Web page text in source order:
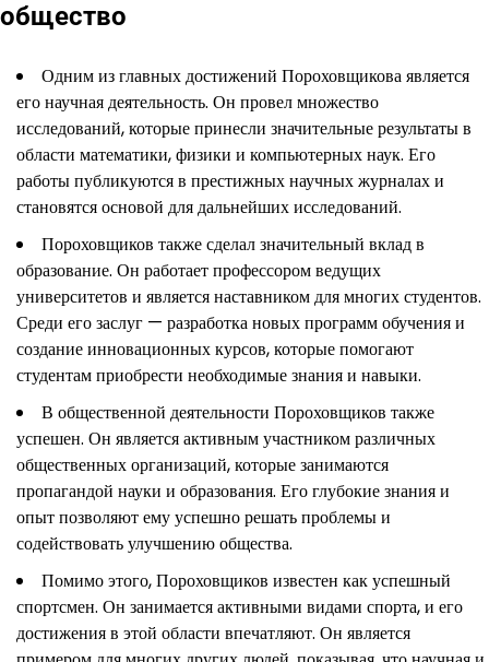
общество
Одним из главных достижений Пороховщикова является
его научная деятельность. Он провел множество
исследований, которые принесли значительные результаты в
области математики, физики и компьютерных наук. Его
работы публикуются в престижных научных журналах и
становятся основой для дальнейших исследований.
Пороховщиков также сделал значительный вклад в
образование. Он работает профессором ведущих
университетов и является наставником для многих студентов.
Среди его заслуг — разработка новых программ обучения и
создание инновационных курсов, которые помогают
студентам приобрести необходимые знания и навыки.
В общественной деятельности Пороховщиков также
успешен. Он является активным участником различных
общественных организаций, которые занимаются
пропагандой науки и образования. Его глубокие знания и
опыт позволяют ему успешно решать проблемы и
содействовать улучшению общества.
Помимо этого, Пороховщиков известен как успешный
спортсмен. Он занимается активными видами спорта, и его
достижения в этой области впечатляют. Он является